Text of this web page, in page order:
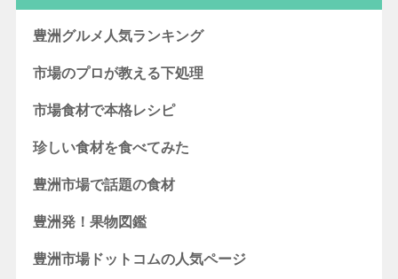
豊洲グルメ人気ランキング
市場のプロが教える下処理
市場食材で本格レシピ
珍しい食材を食べてみた
豊洲市場で話題の食材
豊洲発！果物図鑑
豊洲市場ドットコムの人気ページ